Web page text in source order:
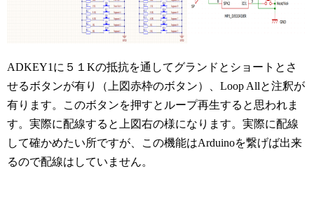
ADKEY1に５１Kの抵抗を通してグランドとショートとさ
せるボタンが有り（上図赤枠のボタン）、Loop Allと注釈が
有ります。このボタンを押すとループ再生すると思われま
す。実際に配線すると上図右の様になります。実際に配線
して確かめたい所ですが、この機能はArduinoを繋げば出来
るので配線はしていません。